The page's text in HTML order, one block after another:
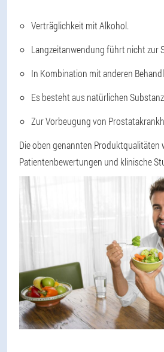
Verträglichkeit mit Alkohol.
Langzeitanwendung führt nicht zur
In Kombination mit anderen
Es besteht aus natürlichen
Zur Vorbeugung von
Die oben genannten Produktqualitäten
Patientenbewertungen und klinische